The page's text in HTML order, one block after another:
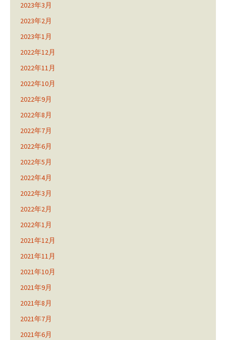
2023年3月
2023年2月
2023年1月
2022年12月
2022年11月
2022年10月
2022年9月
2022年8月
2022年7月
2022年6月
2022年5月
2022年4月
2022年3月
2022年2月
2022年1月
2021年12月
2021年11月
2021年10月
2021年9月
2021年8月
2021年7月
2021年6月